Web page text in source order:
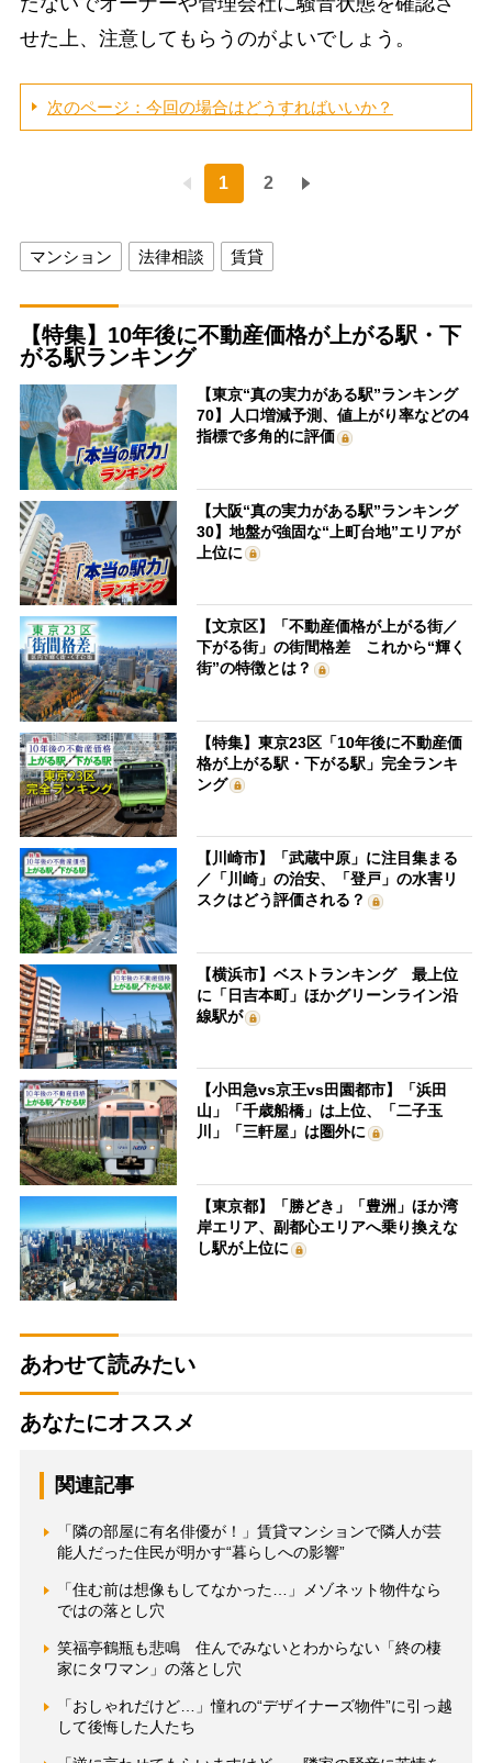
せた上、注意してもらうのがよいでしょう。
次のページ：今回の場合はどうすればいいか？
1 2
マンション 法律相談 賃貸
【特集】10年後に不動産価格が上がる駅・下
がる駅ランキング
【東京“真の実力がある駅”ランキング
70】人口増減予測、値上がり率などの4
指標で多角的に評価
【大阪“真の実力がある駅”ランキング
30】地盤が強固な“上町台地”エリアが
上位に
【文京区】「不動産価格が上がる街／
下がる街」の街間格差 これから“輝く
街”の特徴とは？
【特集】東京23区「10年後に不動産価
格が上がる駅・下がる駅」完全ランキ
ング
【川崎市】「武蔵中原」に注目集まる
／「川崎」の治安、「登戸」の水害リ
スクはどう評価される？
【横浜市】ベストランキング 最上位
に「日吉本町」ほかグリーンライン沿
線駅が
【小田急vs京王vs田園都市】「浜田
山」「千歳船橋」は上位、「二子玉
川」「三軒屋」は圏外に
【東京都】「勝どき」「豊洲」ほか湾
岸エリア、副都心エリアへ乗り換えな
し駅が上位に
あわせて読みたい
あなたにオススメ
関連記事
「隣の部屋に有名俳優が！」賃貸マンションで隣人が芸
能人だった住民が明かす“暮らしへの影響”
「住む前は想像もしてなかった…」メゾネット物件なら
ではの落とし穴
笑福亭鶴瓶も悲鳴 住んでみないとわからない「終の棲
家にタワマン」の落とし穴
「おしゃれだけど…」憧れの“デザイナーズ物件”に引っ越
して後悔した人たち